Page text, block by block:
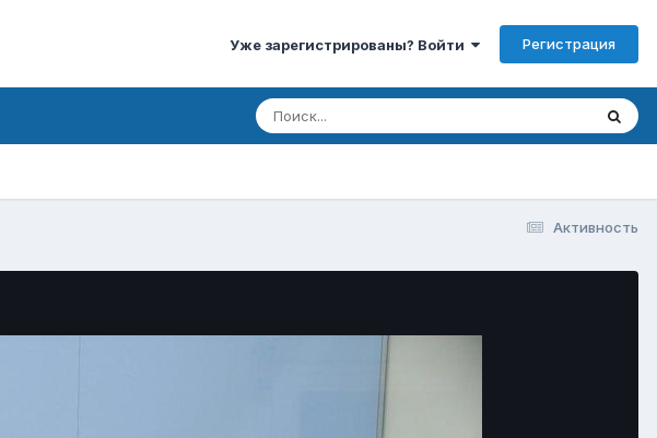
Уже зарегистрированы? Войти Регистрация
Активность